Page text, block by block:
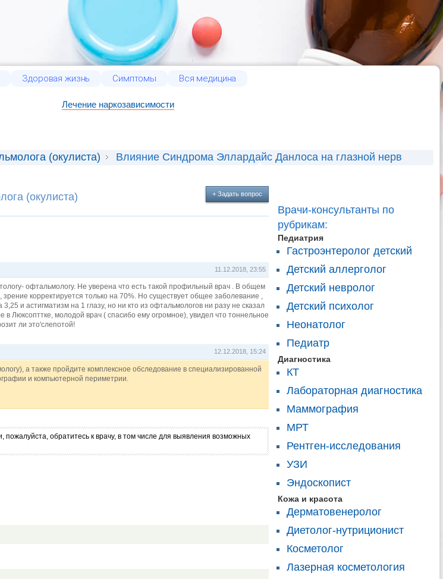
Здоровая жизнь Симптомы Вся медицина
Лечение наркозависимости
(окулиста) Влияние Синдрома Эллардайс Данлоса на глазной нерв
(окулиста) + Задать вопрос
11.12.2018, 23:55
офтальмологу. Не уверена что есть такой профильный врач . В общем
корректируется только на 70%. Но существует общее заболевание ,
и астигматизм на 1 глазу, но ни кто из офтальмологов ни разу не сказал
Люксопттке, молодой врач ( спасибо ему огромное), увидел что тоннельное
ли это'слепотой!
12.12.2018, 15:24
а также пройдите комплексное обследование в специализированной
и компьютерной периметрии.
пожалуйста, обратитесь к врачу, в том числе для выявления возможных
Врачи-консультанты по
рубрикам:
Педиатрия
Гастроэнтеролог детский
Детский аллерголог
Детский невролог
Детский психолог
Неонатолог
Педиатр
Диагностика
КТ
Лабораторная диагностика
Маммография
МРТ
Рентген-исследования
УЗИ
Эндоскопист
Кожа и красота
Дерматовенеролог
Диетолог-нутриционист
Косметолог
Лазерная косметология